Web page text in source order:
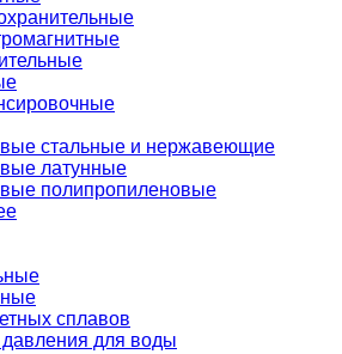
стальные и нержавеющие
латунные
полипропиленовые
сплавов
давления для воды